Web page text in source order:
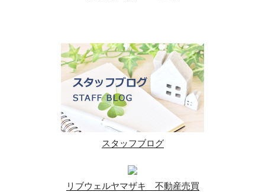
スタッフブログ
リブウェルヤマザキ 不動産売買